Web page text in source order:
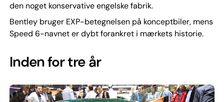
den noget konservative engelske fabrik.
Bentley bruger EXP-betegnelsen på konceptbiler, mens
Speed 6-navnet er dybt forankret i mærkets historie.
Inden for tre år